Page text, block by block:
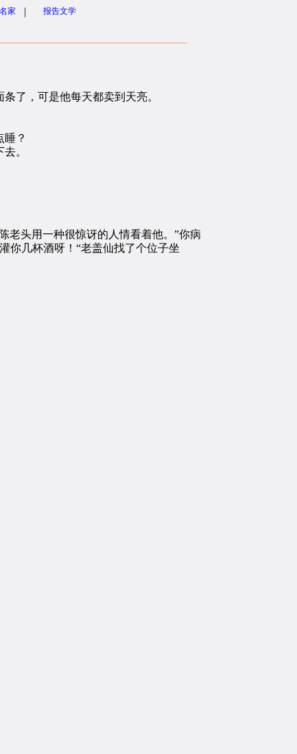
名家 | 报告文学
了，可是他每天都卖到天亮。
？
。
头用一种很惊讶的人情看着他。”你病
你几杯酒呀！“老盖仙找了个位子坐